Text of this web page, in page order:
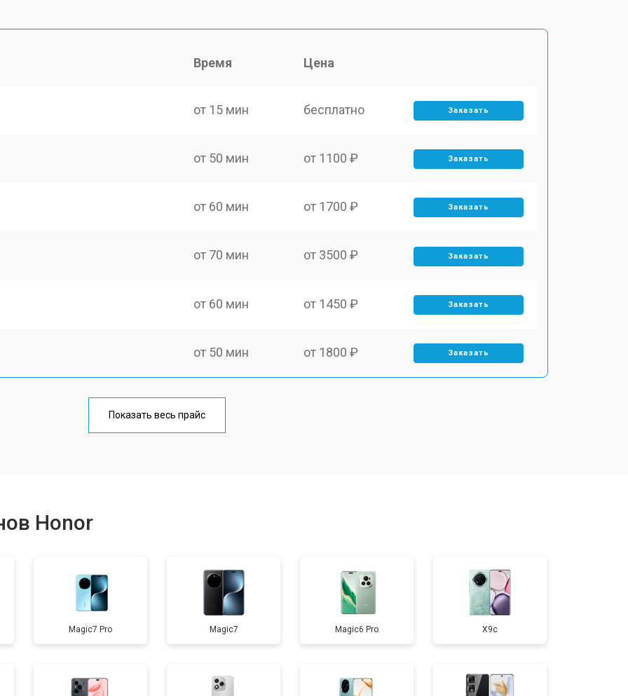
Время Цена
от 15 мин бесплатно Заказать
от 50 мин от 1100 ₽ Заказать
от 60 мин от 1700 ₽ Заказать
от 70 мин от 3500 ₽ Заказать
от 60 мин от 1450 ₽ Заказать
от 50 мин от 1800 ₽ Заказать
от 70 мин
от 80 мин от 2700 ₽ Заказать
от 40 мин от 950 ₽ Заказать
от 70 мин от 1750 ₽ Заказать
Показать весь прайс
Honor
Magic7 Pro Magic7 Magic6 Pro X9c